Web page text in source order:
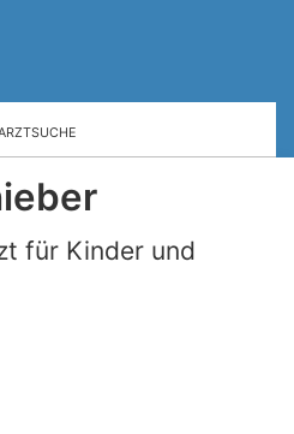
für Kinder und